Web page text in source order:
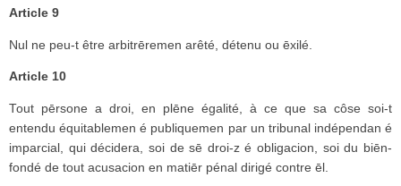
Article 9
Nul ne peu-t être arbitrēremen arêté, détenu ou ēxilé.
Article 10
Tout pērsone a droi, en plēne égalité, à ce que sa côse soi-t
entendu équitablemen é publiquemen par un tribunal indépendan é
imparcial, qui décidera, soi de sē droi-z é obligacion, soi du biēn-
fondé de tout acusacion en matiēr pénal dirigé contre ēl.